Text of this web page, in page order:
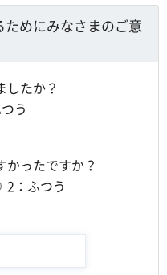
めにみなさまのご意
したか？
う
かったですか？
2：ふつう